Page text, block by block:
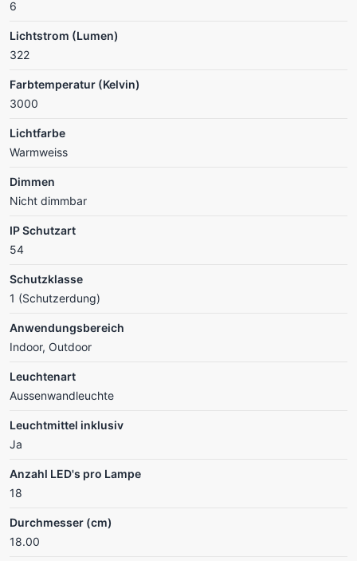
6
Lichtstrom (Lumen)
322
Farbtemperatur (Kelvin)
3000
Lichtfarbe
Warmweiss
Dimmen
Nicht dimmbar
IP Schutzart
54
Schutzklasse
1 (Schutzerdung)
Anwendungsbereich
Indoor, Outdoor
Leuchtenart
Aussenwandleuchte
Leuchtmittel inklusiv
Ja
Anzahl LED's pro Lampe
18
Durchmesser (cm)
18.00